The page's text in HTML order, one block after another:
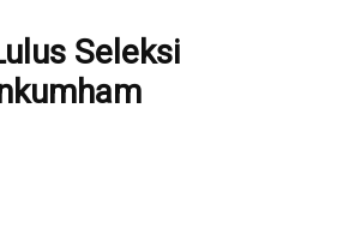
Seleksi